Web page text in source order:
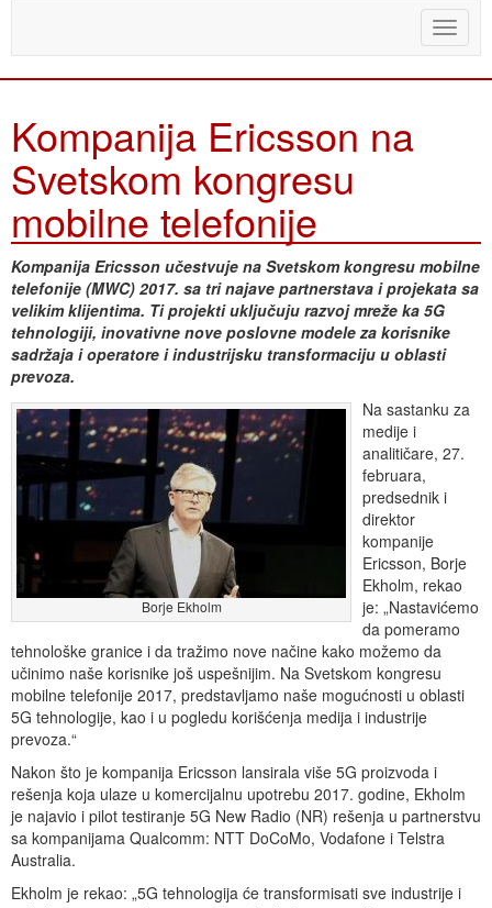
Toggle
Kompanija Ericsson na
Svetskom kongresu
mobilne telefonije
Kompanija Ericsson učestvuje na Svetskom kongresu mobilne
telefonije (MWC) 2017. sa tri najave partnerstava i projekata sa
velikim klijentima. Ti projekti uključuju razvoj mreže ka 5G
tehnologiji, inovativne nove poslovne modele za korisnike
sadržaja i operatore i industrijsku transformaciju u oblasti
prevoza.
Borje Ekholm
Na sastanku za
medije i
analitičare, 27.
februara,
predsednik i
direktor
kompanije
Ericsson, Borje
Ekholm, rekao
je: „Nastavićemo
da pomeramo
tehnološke granice i da tražimo nove načine kako možemo da
učinimo naše korisnike još uspešnijim. Na Svetskom kongresu
mobilne telefonije 2017, predstavljamo naše mogućnosti u oblasti
5G tehnologije, kao i u pogledu korišćenja medija i industrije
prevoza.“
Nakon što je kompanija Ericsson lansirala više 5G proizvoda i
rešenja koja ulaze u komercijalnu upotrebu 2017. godine, Ekholm
je najavio i pilot testiranje 5G New Radio (NR) rešenja u partnerstvu
sa kompanijama Qualcomm: NTT DoCoMo, Vodafone i Telstra
Australia.
Ekholm je rekao: „5G tehnologija će transformisati sve industrije i